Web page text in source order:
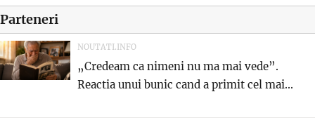
Parteneri
NOUTATI.INFO
„Credeam ca nimeni nu ma mai vede”.
Reactia unui bunic cand a primit cel mai...